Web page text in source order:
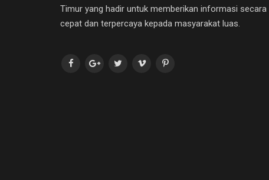
Timur yang hadir untuk memberikan informasi secara
cepat dan terpercaya kepada masyarakat luas.